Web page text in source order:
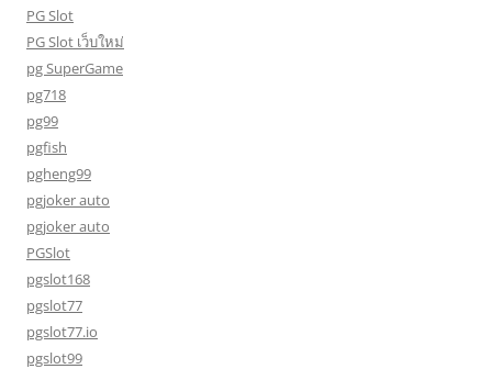
PG Slot
PG Slot เว็บใหม่
pg SuperGame
pg718
pg99
pgfish
pgheng99
pgjoker auto
pgjoker auto
PGSlot
pgslot168
pgslot77
pgslot77.io
pgslot99